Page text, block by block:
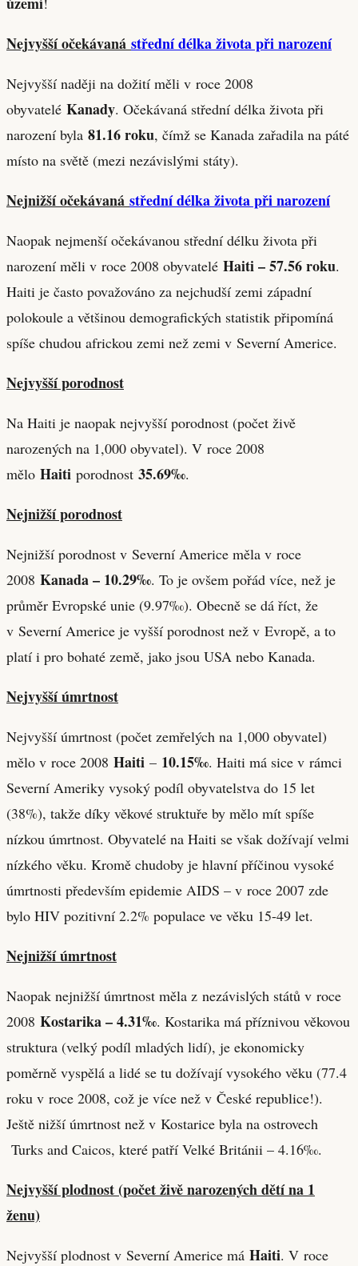
Nejvyšší očekávaná střední délka života při narození
Nejvyšší naději na dožití měli v roce 2008
obyvatelé Kanady. Očekávaná střední délka života při
narození byla 81.16 roku, čímž se Kanada zařadila na páté
místo na světě (mezi nezávislými státy).
Nejnižší očekávaná střední délka života při narození
Naopak nejmenší očekávanou střední délku života při
narození měli v roce 2008 obyvatelé Haiti – 57.56 roku.
Haiti je často považováno za nejchudší zemi západní
polokoule a většinou demografických statistik připomíná
spíše chudou africkou zemi než zemi v Severní Americe.
Nejvyšší porodnost
Na Haiti je naopak nejvyšší porodnost (počet živě
narozených na 1,000 obyvatel). V roce 2008
mělo Haiti porodnost 35.69‰.
Nejnižší porodnost
Nejnižší porodnost v Severní Americe měla v roce
2008 Kanada – 10.29‰. To je ovšem pořád více, než je
průměr Evropské unie (9.97‰). Obecně se dá říct, že
v Severní Americe je vyšší porodnost než v Evropě, a to
platí i pro bohaté země, jako jsou USA nebo Kanada.
Nejvyšší úmrtnost
Nejvyšší úmrtnost (počet zemřelých na 1,000 obyvatel)
mělo v roce 2008 Haiti – 10.15‰. Haiti má sice v rámci
Severní Ameriky vysoký podíl obyvatelstva do 15 let
(38%), takže díky věkové struktuře by mělo mít spíše
nízkou úmrtnost. Obyvatelé na Haiti se však dožívají velmi
nízkého věku. Kromě chudoby je hlavní příčinou vysoké
úmrtnosti především epidemie AIDS – v roce 2007 zde
bylo HIV pozitivní 2.2% populace ve věku 15-49 let.
Nejnižší úmrtnost
Naopak nejnižší úmrtnost měla z nezávislých států v roce
2008 Kostarika – 4.31‰. Kostarika má příznivou věkovou
struktura (velký podíl mladých lidí), je ekonomicky
poměrně vyspělá a lidé se tu dožívají vysokého věku (77.4
roku v roce 2008, což je více než v České republice!).
Ještě nižší úmrtnost než v Kostarice byla na ostrovech
Turks and Caicos, které patří Velké Británii – 4.16‰.
Nejvyšší plodnost (počet živě narozených dětí na 1
ženu)
Nejvyšší plodnost v Severní Americe má Haiti. V roce